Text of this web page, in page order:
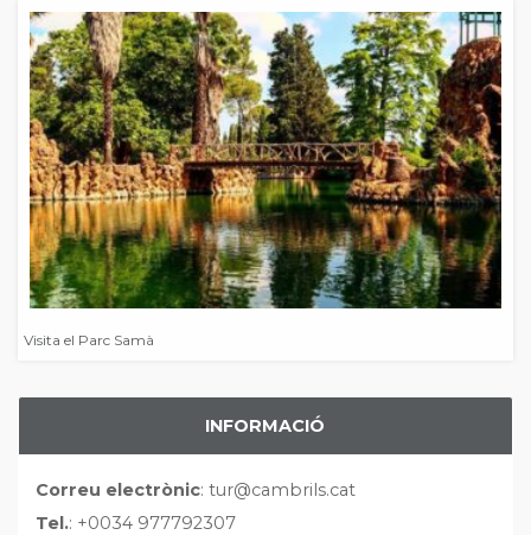
Visita el Parc Samà
INFORMACIÓ
Correu electrònic: tur@cambrils.cat
Tel.: +0034 977792307